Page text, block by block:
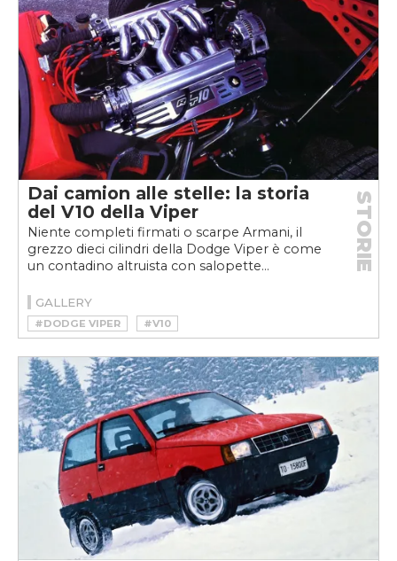
Dai camion alle stelle: la storia
del V10 della Viper
Niente completi firmati o scarpe Armani, il
grezzo dieci cilindri della Dodge Viper è come
un contadino altruista con salopette...
STORIE
GALLERY
#DODGE VIPER #V10